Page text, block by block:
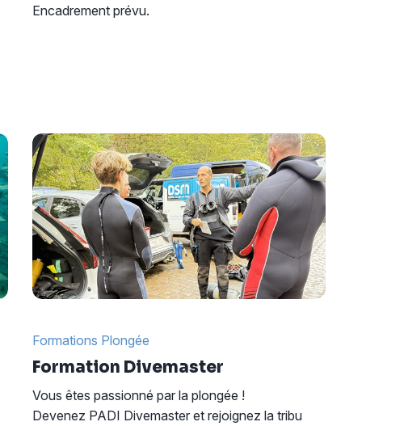
Encadrement prévu.
Formations Plongée
Formation Divemaster
Vous êtes passionné par la plongée !
Devenez PADI Divemaster et rejoignez la tribu